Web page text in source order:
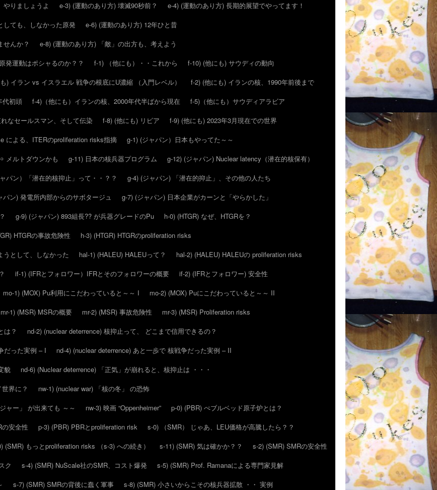
りましょうよ
e-3) (運動のあり方) 壊滅90秒前？
e-4) (運動のあり方) 長期的展望でやってます！
しても、しなかった原発
e-6) (運動のあり方) 12年ひと昔
せんか？
e-8) (運動のあり方) 「敵」の出方も、考えよう
発運動はポシャるのか？？
f-1) （他にも）・・これから
f-10) (他にも) サウディの動向
) イラン vs イスラエル 戦争の根底にU濃縮 （入門レベル）
f-2) (他にも) イランの核、1990年前後まで
代初頭
f-4)（他にも）イランの核、2000年代半ばから現在
f-5)（他にも）サウディアラビア
なセールスマン、そして伝染 f-8) (他にも) リビア
f-9) (他にも) 2023年3月現在での世界
による、ITERのproliferation risks指摘
g-1) (ジャパン）日本もやってた～～
メルトダウンかも
g-11) 日本の核兵器プログラム
g-12) (ジャパン) Nuclear latency（潜在的核保有）
パン）「潜在的核抑止」って・・？？
g-4) (ジャパン) 「潜在的抑止」、その他の人たち
パン) 発電所内部からのサボタージュ
g-7) (ジャパン) 日本企業がカーンと「やらかした」
g-9) (ジャパン) 893組長?? が兵器グレードのPu
h-0) (HTGR) なぜ、HTGRを？
HTGRの事故危険性
h-3) (HTGR) HTGRのproliferation risks
うとして、しなかった
hal-1) (HALEU) HALEUって？
hal-2) (HALEU) HALEUの proliferation risks
if-1) (IFRとフォロワー）IFRとそのフォロワーの概要
if-2) (IFRとフォロワー) 安全性
mo-1) (MOX) Pu利用にこだわっていると～～ I
mo-2) (MOX) Puにこだわっていると～～ II
mr-1) (MSR) MSRの概要 mr-2) (MSR) 事故危険性
mr-3) (MSR) Proliferation risks
は？
nd-2) (nuclear deterrence) 核抑止って、 どこまで信用できるの？
だった実例 – I
nd-4) (nuclear deterrence) あと一歩で 核戦争だった実例 – II
貌
nd-6) (Nuclear deterrence) 「正気」が崩れると、核抑止は ・・・
界に？
nw-1) (nuclear war) 「核の冬」 の恐怖
ャー」 が出来ても ～～
nw-3) 映画 “Oppenheimer”
p-0) (PBR) ぺブルベッド原子炉とは？
安全性 p-3) (PBR) PBRとproliferation risk
s-0) （SMR） じゃあ、LEU価格が高騰したら？？
(SMR) もっとproliferation risks （s-3) への続き） s-11) (SMR) 気は確かか？？
s-2) (SMR) SMRの安全性
ク
s-4) (SMR) NuScale社のSMR、コスト爆発
s-5) (SMR) Prof. Ramanaによる専門家見解
s-7) (SMR) SMRの背後に蠢く軍事
s-8) (SMR) 小さいからこその核兵器拡散 ・・ 実例